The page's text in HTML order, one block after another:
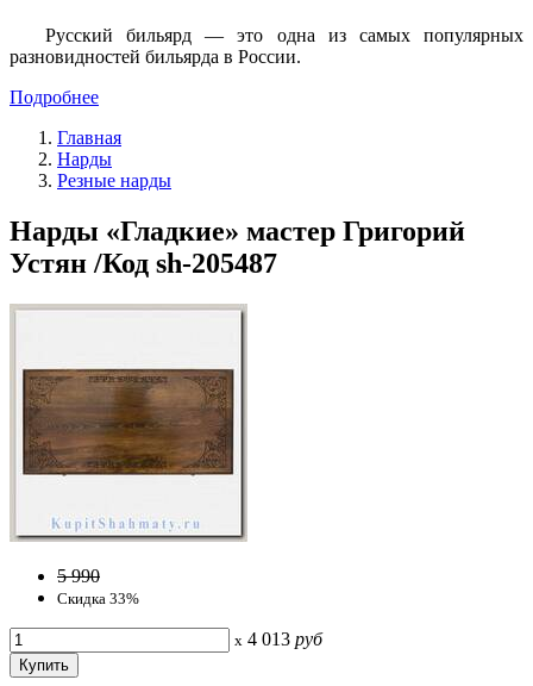
Русский бильярд — это одна из самых популярных
разновидностей бильярда в России.
Подробнее
Главная
Нарды
Резные нарды
Нарды «Гладкие» мастер Григорий
Устян /Код sh-205487
5 990
Скидка 33%
x 4 013 руб